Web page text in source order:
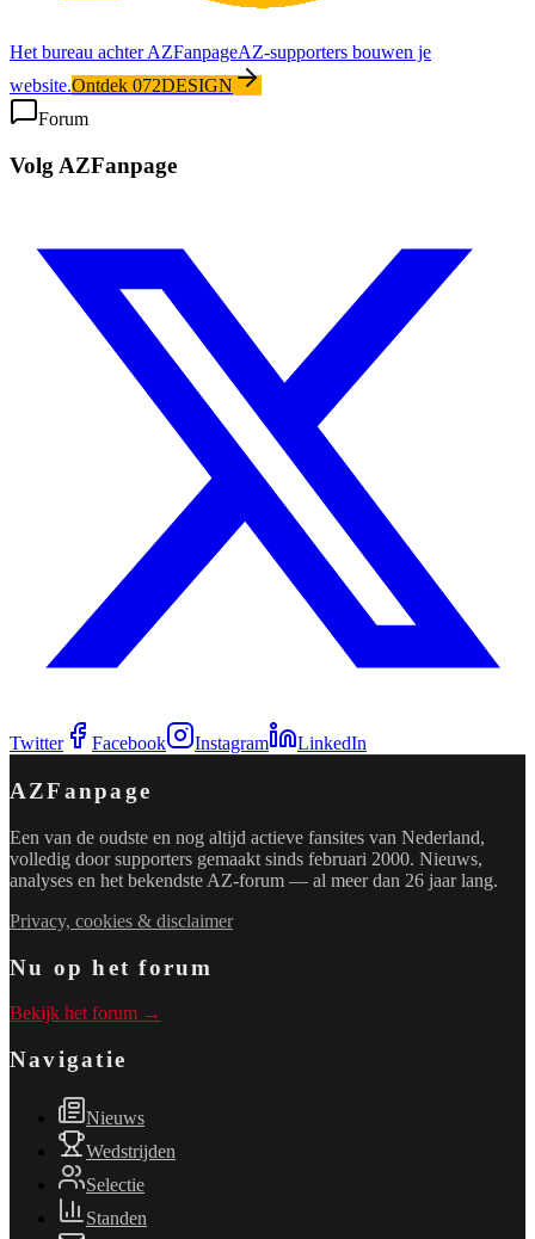
Het bureau achter AZFanpageAZ-supporters bouwen je
website.Ontdek 072DESIGN
Forum
Volg AZFanpage
Twitter Facebook Instagram LinkedIn
AZFanpage
Een van de oudste en nog altijd actieve fansites van Nederland,
volledig door supporters gemaakt sinds februari 2000. Nieuws,
analyses en het bekendste AZ-forum — al meer dan 26 jaar lang.
Privacy, cookies & disclaimer
Nu op het forum
Bekijk het forum →
Navigatie
Nieuws
Wedstrijden
Selectie
Standen